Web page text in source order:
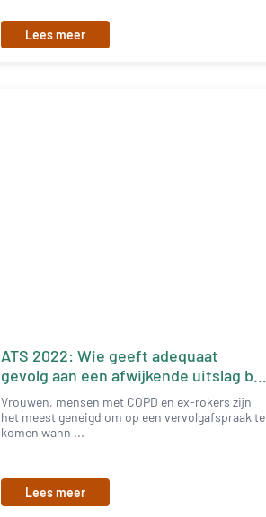
Lees meer
ATS 2022: Wie geeft adequaat
gevolg aan een afwijkende uitslag bij
screening?
Vrouwen, mensen met COPD en ex-rokers zijn
het meest geneigd om op een vervolgafspraak te
komen wann ...
Lees meer